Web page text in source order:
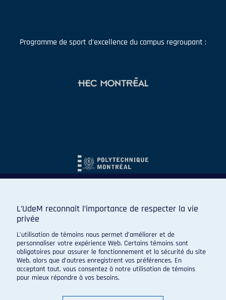
Programme de sport d'excellence du campus regroupant :
L’UdeM reconnaît l’importance de respecter la vie
privée
L’utilisation de témoins nous permet d’améliorer et de
personnaliser votre expérience Web. Certains témoins sont
obligatoires pour assurer le fonctionnement et la sécurité du site
Web, alors que d’autres enregistrent vos préférences. En
acceptant tout, vous consentez à notre utilisation de témoins
pour mieux répondre à vos besoins.